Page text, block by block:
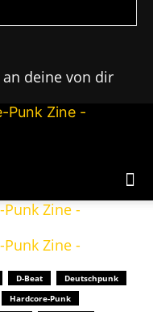
deine von dir
D-Beat
Deutschpunk
Hardcore-Punk